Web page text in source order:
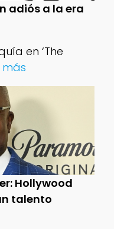
adiós a la era
en ‘The
más
Hollywood
talento